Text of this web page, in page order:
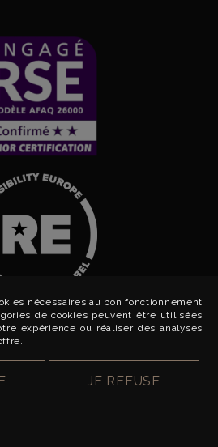
nécessaires au bon fonctionnement
de cookies peuvent être utilisées
expérience ou réaliser des analyses
JE REFUSE
DE VENTE